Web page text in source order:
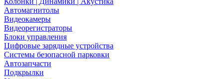
Автомагнитолы
Видеокамеры
Видеорегистраторы
Блоки управления
Цифровые зарядные устройства
Системы безопасной парковки
Автозапчасти
Подкрылки